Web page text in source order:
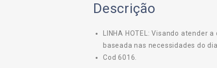
Descrição
LINHA HOTEL: Visando atender
baseada nas necessidades do
Cod 6016.